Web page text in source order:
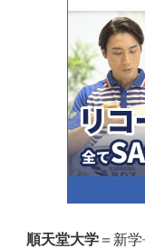
順天堂大学 ＝新